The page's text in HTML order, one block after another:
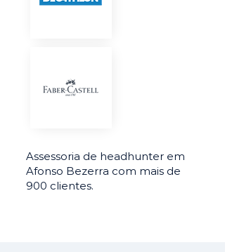
Assessoria de headhunter em
Afonso Bezerra com mais de
900 clientes.